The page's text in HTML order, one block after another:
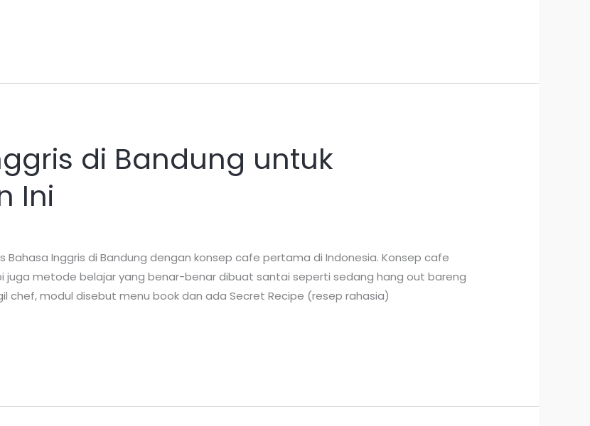
di Bandung untuk
Ini
Bahasa Inggris di Bandung dengan konsep cafe pertama di Indonesia. Konsep cafe
juga metode belajar yang benar-benar dibuat santai seperti sedang hang out bareng
chef, modul disebut menu book dan ada Secret Recipe (resep rahasia)